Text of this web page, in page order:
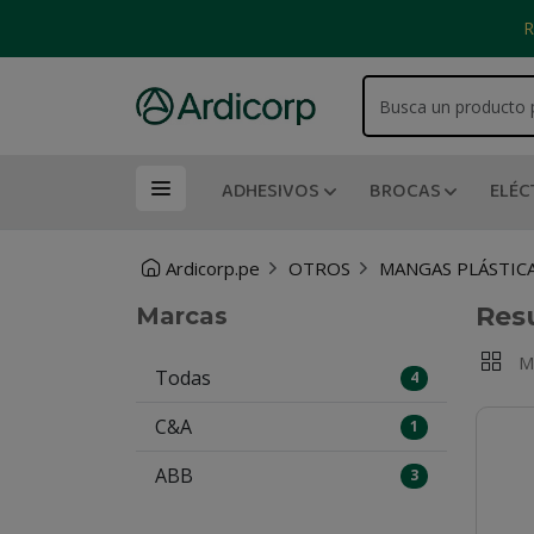
ADHESIVOS BROCAS
Ardicorp.pe OTROS MANGAS
Marcas
Todas 4
C&A 1
ABB 3